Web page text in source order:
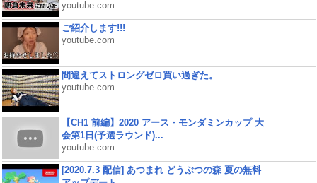
youtube.com
ご紹介します!!!
youtube.com
間違えてストロングゼロ買い過ぎた。
youtube.com
【CH1 前編】2020 アース・モンダミンカップ 大
会第1日(予選ラウンド)...
youtube.com
[2020.7.3 配信] あつまれ どうぶつの森 夏の無料